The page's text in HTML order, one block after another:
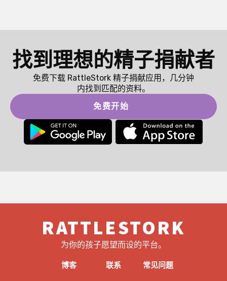
找到理想的精子捐献者
免费下载 RattleStork 精子捐献应用，几分钟
内找到匹配的资料。
免费开始
RATTLESTORK
为你的孩子愿望而设的平台。
博客 联系 常见问题